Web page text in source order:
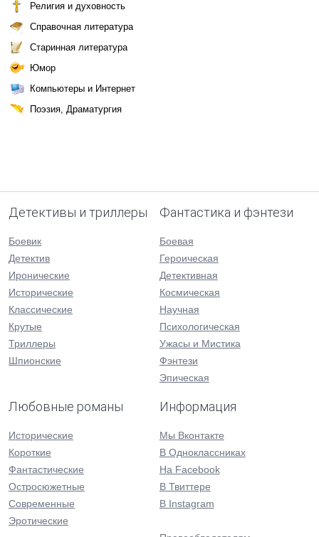
Религия и духовность
Справочная литература
Старинная литература
Юмор
Компьютеры и Интернет
Поэзия, Драматургия
Детективы и триллеры
Боевик
Детектив
Иронические
Исторические
Классические
Крутые
Триллеры
Шпионские
Фантастика и фэнтези
Боевая
Героическая
Детективная
Космическая
Научная
Психологическая
Ужасы и Мистика
Фэнтези
Эпическая
Любовные романы
Исторические
Короткие
Фантастические
Остросюжетные
Современные
Эротические
Информация
Мы Вконтакте
В Одноклассниках
На Facebook
В Твиттере
В Instagram